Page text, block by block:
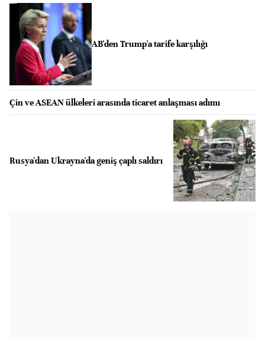
AB'den Trump'a tarife karşılığı
Çin ve ASEAN ülkeleri arasında ticaret anlaşması adımı
Rusya'dan Ukrayna'da geniş çaplı saldırı